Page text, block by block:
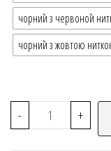
чорний з червоной
чорний з жовтою
- +